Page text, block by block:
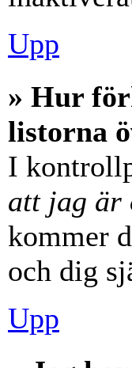
Upp
» Hur
listorna
I
att jag är
kommer
och dig
Upp